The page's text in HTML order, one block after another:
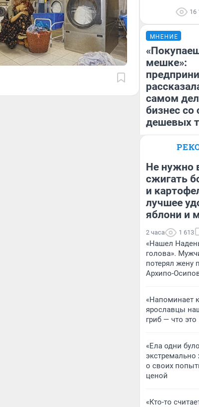
16
МНЕНИЕ
мешке»:
самом
бизнес со
дешевых
деньги
Не нужно
сжигать
и
лучшее
яблони и
2 часа 1 613
«Нашел
голова».
потерял жену
Архипо-
«Напоминает
ярославцы
гриб — что это
«Ела одни
о своих
ценой
«Кто-то